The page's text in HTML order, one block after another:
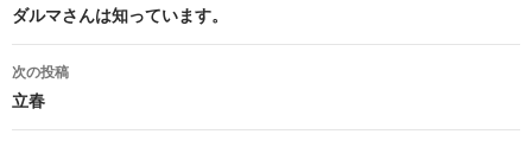
投
稿
ナ
ダルマさんは知っています。
次の投稿
立春